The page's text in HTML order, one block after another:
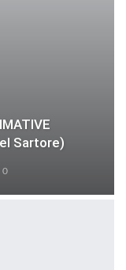
Sartore)
0